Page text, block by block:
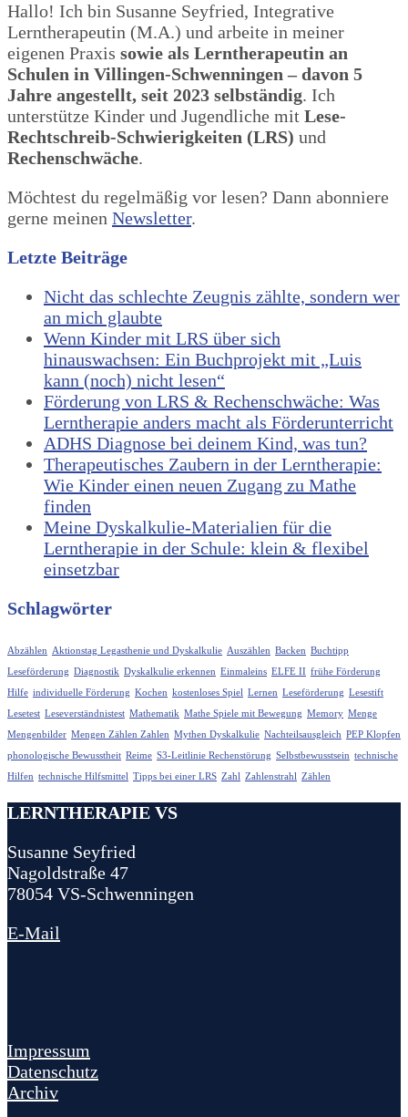
Hallo! Ich bin Susanne Seyfried, Integrative
Lerntherapeutin (M.A.) und arbeite in meiner
eigenen Praxis sowie als Lerntherapeutin an
Schulen in Villingen-Schwenningen – davon 5
Jahre angestellt, seit 2023 selbständig. Ich
unterstütze Kinder und Jugendliche mit Lese-
Rechtschreib-Schwierigkeiten (LRS) und
Rechenschwäche.
Möchtest du regelmäßig vor lesen? Dann abonniere
gerne meinen Newsletter.
Letzte Beiträge
Nicht das schlechte Zeugnis zählte, sondern wer
an mich glaubte
Wenn Kinder mit LRS über sich
hinauswachsen: Ein Buchprojekt mit „Luis
kann (noch) nicht lesen“
Förderung von LRS & Rechenschwäche: Was
Lerntherapie anders macht als Förderunterricht
ADHS Diagnose bei deinem Kind, was tun?
Therapeutisches Zaubern in der Lerntherapie:
Wie Kinder einen neuen Zugang zu Mathe
finden
Meine Dyskalkulie-Materialien für die
Lerntherapie in der Schule: klein & flexibel
einsetzbar
Schlagwörter
Abzählen Aktionstag Legasthenie und Dyskalkulie Auszählen Backen Buchtipp
Leseförderung Diagnostik Dyskalkulie erkennen Einmaleins ELFE II frühe Förderung
Hilfe individuelle Förderung Kochen kostenloses Spiel Lernen Leseförderung Lesestift
Lesetest Leseverständnistest Mathematik Mathe Spiele mit Bewegung Memory Menge
Mengenbilder Mengen Zählen Zahlen Mythen Dyskalkulie Nachteilsausgleich PEP Klopfen
phonologische Bewusstheit Reime S3-Leitlinie Rechenstörung Selbstbewusstsein technische
Hilfen technische Hilfsmittel Tipps bei einer LRS Zahl Zahlenstrahl Zählen
LERNTHERAPIE VS
Susanne Seyfried
Nagoldstraße 47
78054 VS-Schwenningen
E-Mail
Impressum
Datenschutz
Archiv